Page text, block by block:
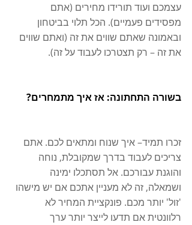
עצמכם ועוד תורידו מחירים (אתם
מפסידים פעמיים). הכל תלוי בביטחון
ובאמונה שאתם שווים את זה (ואתם שווים
את זה – רק תצטרכו לעבוד על זה).
בשורה התחתונה: אז איך מתמחרים?
זכרו תמיד– איך שנוח ומתאים לכם. אתם
צריכים לעבוד בדרך שמקובלת, נוחה
והוגנת עבורכם. אל תסתכלו ימינה
ושמאלה, זה לא מעניין אתכם אם יש מישהו
'זול' יותר מכם. פונקציית המחיר לא
רלוונטית אם תדעו לייצר יותר ערך